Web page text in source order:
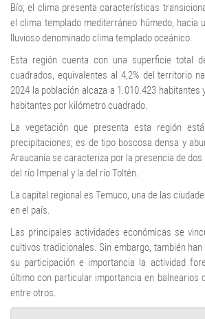
Bío; el clima presenta características
el clima templado mediterráneo húmedo, hacia
lluvioso denominado clima templado oceánico.
Esta región cuenta con una superficie total
cuadrados, equivalentes al 4,2% del territorio
2024 la población alcaza a 1.010.423 habitantes
habitantes por kilómetro cuadrado.
La vegetación que presenta esta región
precipitaciones; es de tipo boscosa densa y
Araucanía se caracteriza por la presencia de
del río Imperial y la del río Toltén.
La capital regional es Temuco, una de las
en el país.
Las principales actividades económicas se
cultivos tradicionales. Sin embargo, también
su participación e importancia la actividad
último con particular importancia en balnearios
entre otros.